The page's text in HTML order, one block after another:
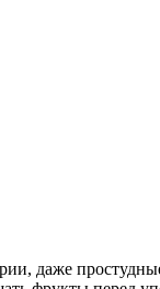
даже